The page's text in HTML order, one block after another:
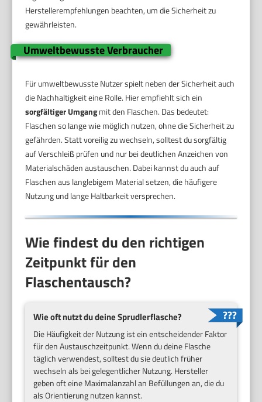
Herstellerempfehlungen beachten, um die Sicherheit zu
gewährleisten.
Umweltbewusste Verbraucher
Für umweltbewusste Nutzer spielt neben der Sicherheit auch
die Nachhaltigkeit eine Rolle. Hier empfiehlt sich ein
sorgfältiger Umgangmit den Flaschen. Das bedeutet:
Flaschen so lange wie möglich nutzen, ohne die Sicherheit zu
gefährden. Statt voreilig zu wechseln, solltest du sorgfältig
auf Verschleiß prüfen und nur bei deutlichen Anzeichen von
Materialschäden austauschen. Dabei kannst du auch auf
Flaschen aus langlebigem Material setzen, die häufigere
Nutzung und lange Haltbarkeit versprechen.
Wie findest du den richtigen
Zeitpunkt für den
Flaschentausch?
Wie oft nutzt du deine Sprudlerflasche?
Die Häufigkeit der Nutzung ist ein entscheidender Faktor
für den Austauschzeitpunkt. Wenn du deine Flasche
täglich verwendest, solltest du sie deutlich früher
wechseln als bei gelegentlicher Nutzung. Hersteller
geben oft eine Maximalanzahl an Befüllungen an, die du
als Orientierung nutzen kannst.